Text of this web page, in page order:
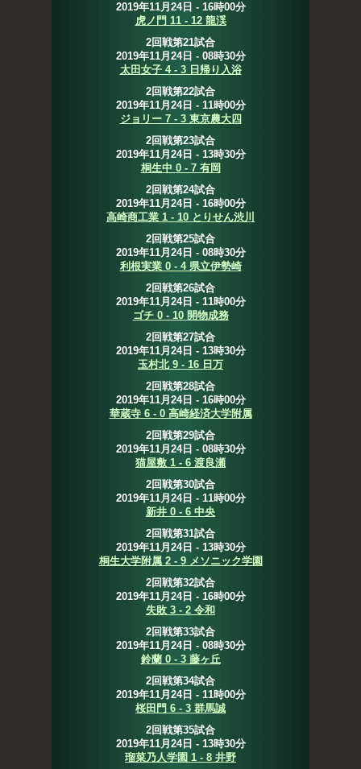
2019年11月24日 - 16時00分
虎ノ門 11 - 12 龍渓
2回戦第21試合
2019年11月24日 - 08時30分
太田女子 4 - 3 日帰り入浴
2回戦第22試合
2019年11月24日 - 11時00分
ジョリー 7 - 3 東京農大四
2回戦第23試合
2019年11月24日 - 13時30分
桐生中 0 - 7 有岡
2回戦第24試合
2019年11月24日 - 16時00分
高崎商工業 1 - 10 とりせん渋川
2回戦第25試合
2019年11月24日 - 08時30分
利根実業 0 - 4 県立伊勢崎
2回戦第26試合
2019年11月24日 - 11時00分
ゴチ 0 - 10 開物成務
2回戦第27試合
2019年11月24日 - 13時30分
玉村北 9 - 16 日万
2回戦第28試合
2019年11月24日 - 16時00分
華蔵寺 6 - 0 高崎経済大学附属
2回戦第29試合
2019年11月24日 - 08時30分
猫屋敷 1 - 6 渡良瀬
2回戦第30試合
2019年11月24日 - 11時00分
新井 0 - 6 中央
2回戦第31試合
2019年11月24日 - 13時30分
桐生大学附属 2 - 9 メソニック学園
2回戦第32試合
2019年11月24日 - 16時00分
失敗 3 - 2 令和
2回戦第33試合
2019年11月24日 - 08時30分
鈴蘭 0 - 3 藤ヶ丘
2回戦第34試合
2019年11月24日 - 11時00分
桜田門 6 - 3 群馬誠
2回戦第35試合
2019年11月24日 - 13時30分
瑠菜乃人学園 1 - 8 井野